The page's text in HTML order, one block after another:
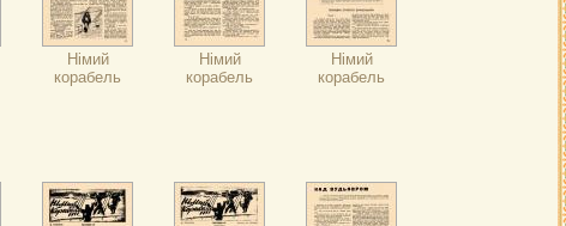
Німий
корабель
Німий
корабель
Німий
корабель